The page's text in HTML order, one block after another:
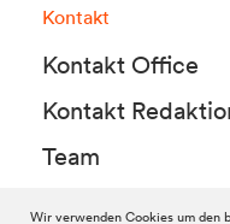
Kontakt
Kontakt Office
Kontakt
Team
Wir verwenden Cookies um den